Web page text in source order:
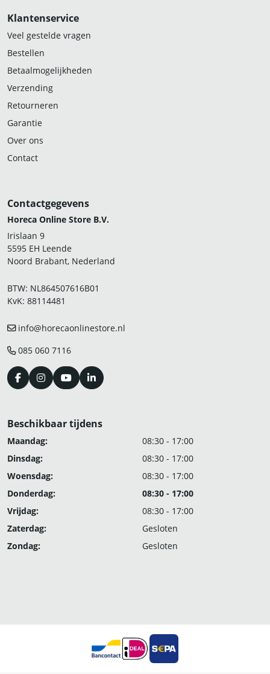
Klantenservice
Veel gestelde vragen
Bestellen
Betaalmogelijkheden
Verzending
Retourneren
Garantie
Over ons
Contact
Contactgegevens
Horeca Online Store B.V.
Irislaan 9
5595 EH Leende
Noord Brabant, Nederland
BTW: NL864507616B01
KvK: 88114481
info@horecaonlinestore.nl
085 060 7116
Beschikbaar tijdens
Maandag:
08:30 - 17:00
Dinsdag:
08:30 - 17:00
Woensdag:
08:30 - 17:00
Donderdag:
08:30 - 17:00
Vrijdag:
08:30 - 17:00
Zaterdag:
Gesloten
Zondag:
Gesloten